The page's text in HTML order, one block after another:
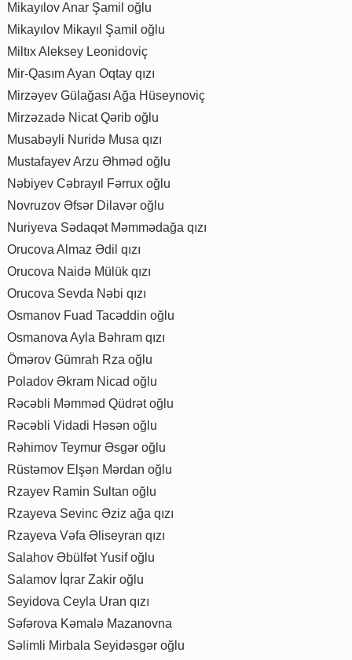
Mikayılov Anar Şamil oğlu
Mikayılov Mikayıl Şamil oğlu
Miltıx Aleksey Leonidoviç
Mir-Qasım Ayan Oqtay qızı
Mirzəyev Gülağası Ağa Hüseynoviç
Mirzəzadə Nicat Qərib oğlu
Musabəyli Nuridə Musa qızı
Mustafayev Arzu Əhməd oğlu
Nəbiyev Cəbrayıl Fərrux oğlu
Novruzov Əfsər Dilavər oğlu
Nuriyeva Sədaqət Məmmədağa qızı
Orucova Almaz Ədil qızı
Orucova Naidə Mülük qızı
Orucova Sevda Nəbi qızı
Osmanov Fuad Tacəddin oğlu
Osmanova Ayla Bəhram qızı
Ömərov Gümrah Rza oğlu
Poladov Əkram Nicad oğlu
Rəcəbli Məmməd Qüdrət oğlu
Rəcəbli Vidadi Həsən oğlu
Rəhimov Teymur Əsgər oğlu
Rüstəmov Elşən Mərdan oğlu
Rzayev Ramin Sultan oğlu
Rzayeva Sevinc Əziz ağa qızı
Rzayeva Vəfa Əliseyran qızı
Salahov Əbülfət Yusif oğlu
Salamov İqrar Zakir oğlu
Seyidova Ceyla Uran qızı
Səfərova Kəmalə Mazanovna
Səlimli Mirbala Seyidəsgər oğlu